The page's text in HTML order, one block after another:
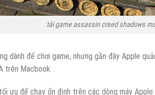
tải game assassin creed shadows
dành để chơi game, nhưng gần đây Apple
trên Macbook.
ưu để chạy ổn định trên các dòng máy